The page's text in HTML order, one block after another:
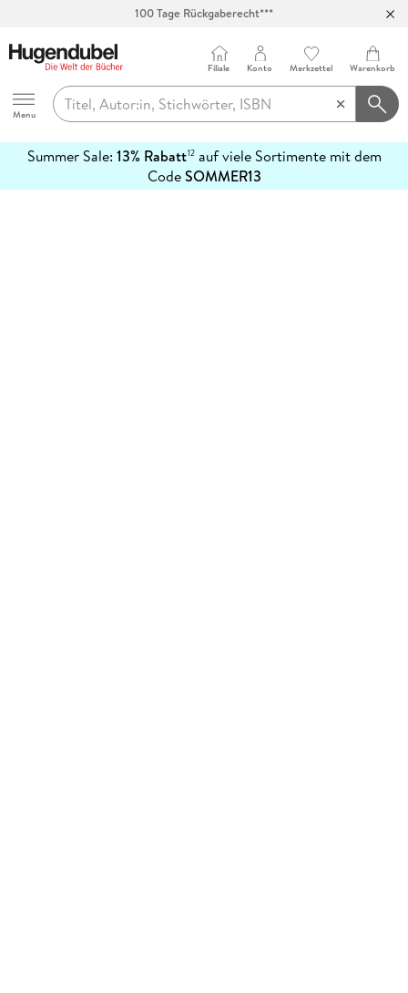
100 Tage Rückgaberecht***
Hugendubel
Menu
Filiale Konto Merkzettel Warenkorb
Summer Sale: 13% Rabatt12auf viele Sortimente mit dem
CodeSOMMER13
erfahren